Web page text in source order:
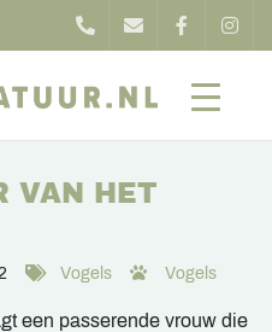
VAN HET
Vogels Vogels
een passerende vrouw die